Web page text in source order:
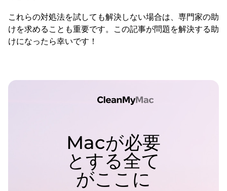
これらの対処法を試しても解決しない場合は、専門家の助
けを求めることも重要です。この記事が問題を解決する助
けになったら幸いです！
Macが必要
とする全て
がここに